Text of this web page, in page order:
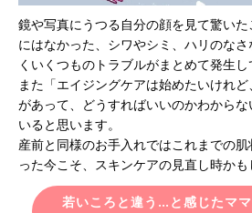
鏡や写真にうつる自分の顔を見て驚い
にはなかった、シワやシミ、ハリのな
くいくつものトラブルがまとめて発生し
また「エイジングケアは始めたいけれ
があって、どうすればいいのかわから
いると思います。
産前と同様のお手入れではこれまでの
った今こそ、スキンケアの見直し時かも
若いころと違う…と感じたマ